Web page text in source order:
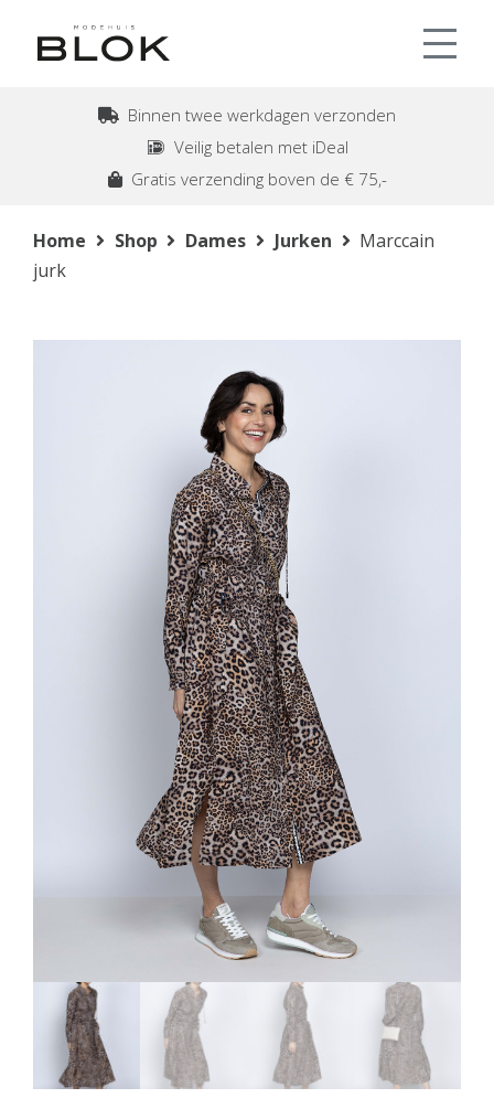
Binnen twee werkdagen verzonden
Veilig betalen met iDeal
Gratis verzending boven de € 75,-
Home Shop Dames Jurken
Marccain
jurk